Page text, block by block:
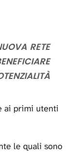
rete
ai primi utenti
le quali sono